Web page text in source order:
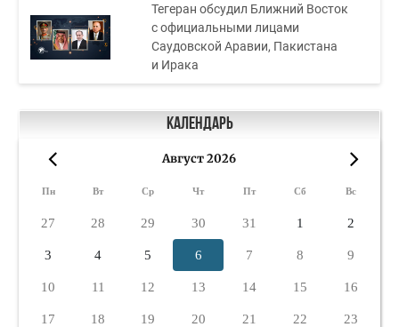
Тегеран обсудил Ближний Восток
с официальными лицами
Саудовской Аравии, Пакистана
и Ирака
Календарь
Август 2026
Пн Вт Ср Чт Пт Сб Вс
27 28 29 30 31 1 2
3 4 5 6 7 8 9
10 11 12 13 14 15 16
17 18 19 20 21 22 23